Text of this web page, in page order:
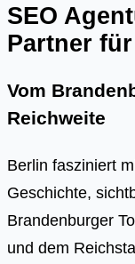
SEO
Partner
Vom
Reichweite
Berlin fasziniert
Geschichte,
Brandenburger
und dem